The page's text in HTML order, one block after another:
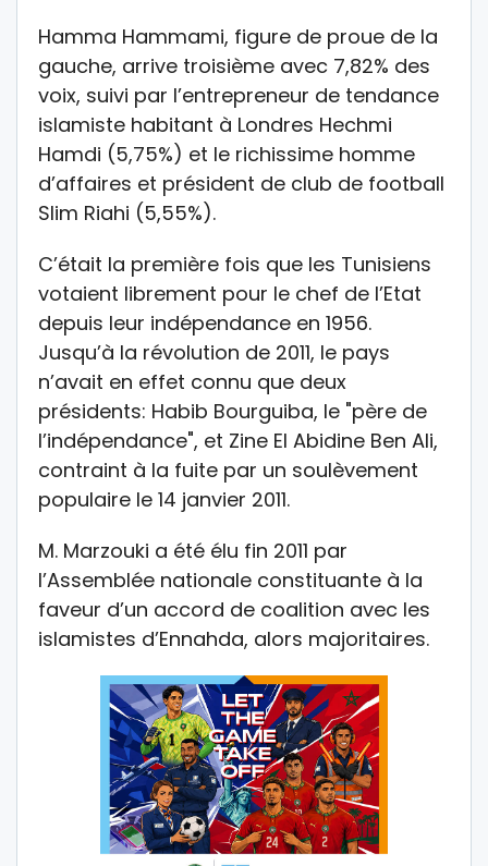
Hamma Hammami, figure de proue de la
gauche, arrive troisième avec 7,82% des
voix, suivi par l’entrepreneur de tendance
islamiste habitant à Londres Hechmi
Hamdi (5,75%) et le richissime homme
d’affaires et président de club de football
Slim Riahi (5,55%).
C’était la première fois que les Tunisiens
votaient librement pour le chef de l’Etat
depuis leur indépendance en 1956.
Jusqu’à la révolution de 2011, le pays
n’avait en effet connu que deux
présidents: Habib Bourguiba, le "père de
l’indépendance", et Zine El Abidine Ben Ali,
contraint à la fuite par un soulèvement
populaire le 14 janvier 2011.
M. Marzouki a été élu fin 2011 par
l’Assemblée nationale constituante à la
faveur d’un accord de coalition avec les
islamistes d’Ennahda, alors majoritaires.